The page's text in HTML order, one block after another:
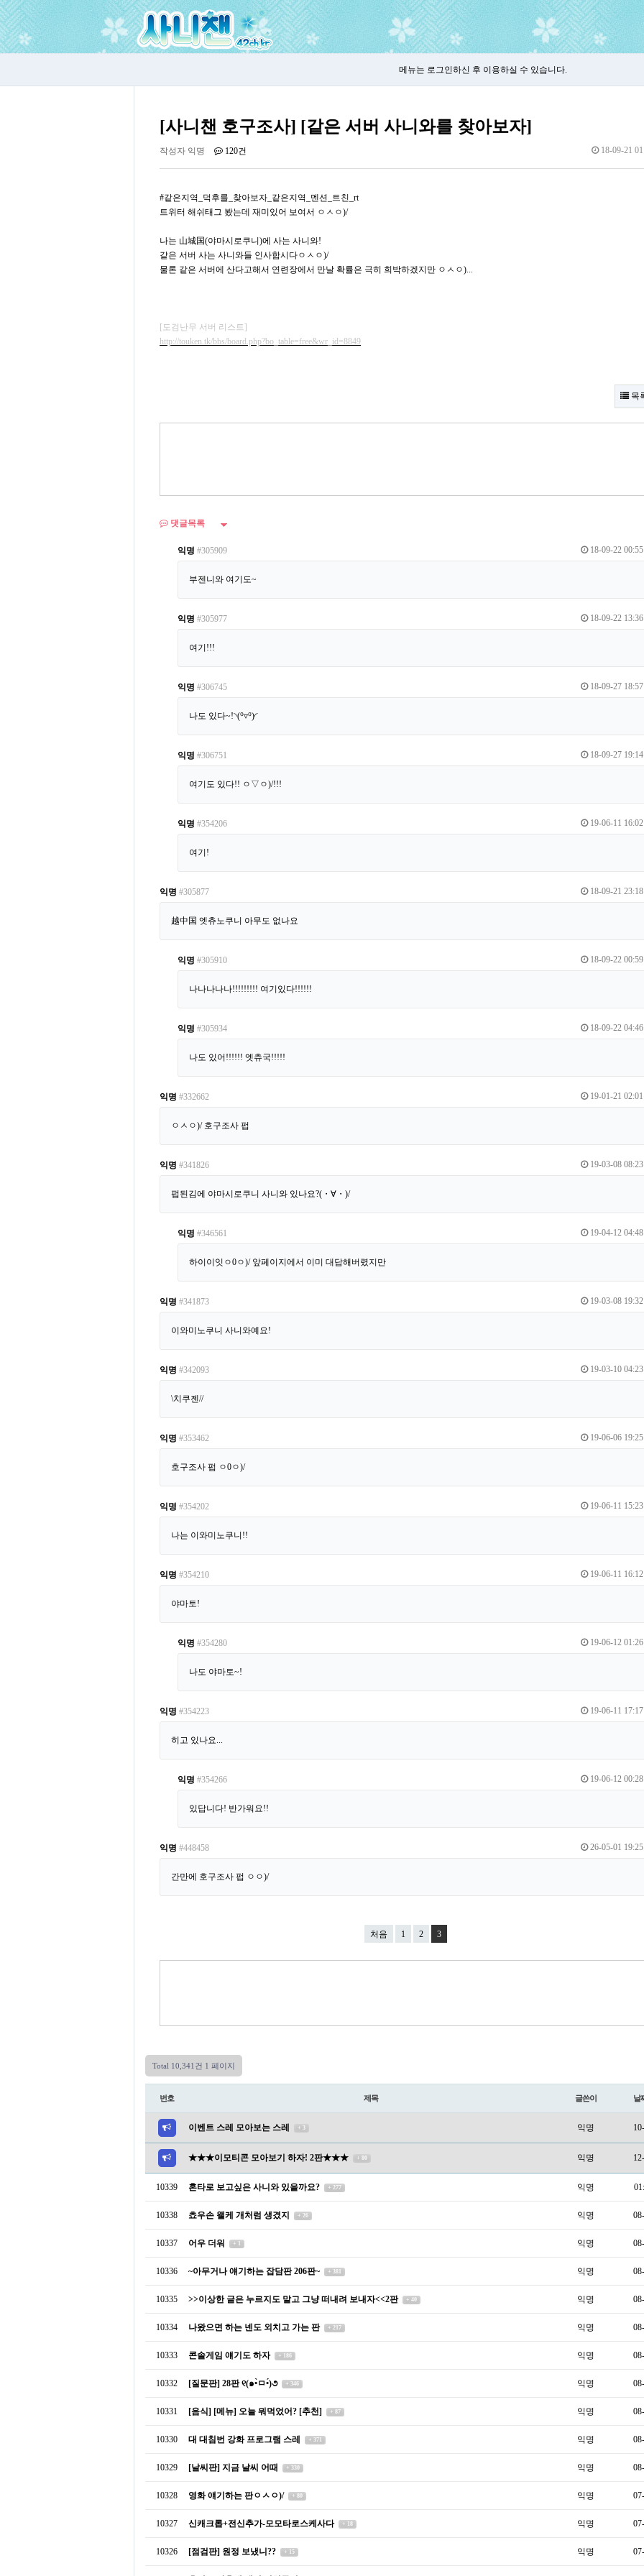
메뉴는 로그인하신 후 이용하실 수 있습니다.
[사니챈 호구조사] [같은 서버 사니와를 찾아보자]
작성자 익명 120건 18-09-21
#같은지역_덕후를_찾아보자_같은지역_멘션_트친_rt
트위터 해쉬태그 봤는데 재미있어 보여서 ㅇㅅㅇ)/
나는 山城国(야마시로쿠니)에 사는 사니와!
같은 서버 사는 사니와들 인사합시다ㅇㅅㅇ)/
물론 같은 서버에 산다고해서 연련장에서 만날 확률은 극히 희박하겠지만 ㅇㅅㅇ)...
[도검난무 서버 리스트]
http://touken.tk/bbs/board.php?bo_table=free&wr_id=8849
목
댓글목록
익명 #305909 18-09-22
부젠니와 여기도~
익명 #305977 18-09-22
여기!!!
익명 #306745 18-09-27
나도 있다~!◝(⁰▿⁰)◜
익명 #306751 18-09-27
여기도 있다!! ㅇ▽ㅇ)/!!!
익명 #354206 19-06-11
여기!
익명 #305877 18-09-21
越中国 엣츄노쿠니 아무도 없나요
익명 #305910 18-09-22
나나나나나!!!!!!!!! 여기있다!!!!!!
익명 #305934 18-09-22
나도 있어!!!!!! 엣츄국!!!!!
익명 #332662 19-01-21
ㅇㅅㅇ)/ 호구조사 펍
익명 #341826 19-03-08
펍된김에 야마시로쿠니 사니와 있나요?(・∀・)/
익명 #346561 19-04-12
하이이잇ㅇ0ㅇ)/ 앞페이지에서 이미 대답해버렸지만
익명 #341873 19-03-08
이와미노쿠니 사니와예요!
익명 #342093 19-03-10
\치쿠젠//
익명 #353462 19-06-06
호구조사 펍 ㅇ0ㅇ)/
익명 #354202 19-06-11
나는 이와미노쿠니!!
익명 #354210 19-06-11
야마토!
익명 #354280 19-06-12
나도 야마토~!
익명 #354223 19-06-11
히고 있나요...
익명 #354266 19-06-12
있답니다! 반가워요!!
익명 #448458 26-05-01
간만에 호구조사 펍 ㅇㅇ)/
처음 1 2 3
Total 10,341건 1 페이지
번호 제목 글쓴이 날
이벤트 스레 모아보는 스레 + 3 익명
★★★이모티콘 모아보기 하자! 2판★★★ + 80 익명
10339 혼타로 보고싶은 사니와 있을까요? + 277 익명
10338 쵸우손 왤케 개처럼 생겼지 + 26 익명
10337 어우 더워 + 1 익명
10336 ~아무거나 얘기하는 잡담판 206판~ + 381 익명
10335 >>이상한 글은 누르지도 말고 그냥 떠내려 보내자<<2판 + 40 익명
10334 나왔으면 하는 넨도 외치고 가는 판 + 217 익명
10333 콘솔게임 얘기도 하자 + 186 익명
10332 [질문판] 28판 ୧(๑•̀ㅁ•́)૭ + 346 익명
10331 [음식] [메뉴] 오늘 뭐먹었어? [추천] + 87 익명
10330 대 대침번 강화 프로그램 스레 + 371 익명
10329 [날씨판] 지금 날씨 어때 + 330 익명
10328 영화 얘기하는 판ㅇㅅㅇ)/ + 80 익명
10327 신캐크롭+전신추가-모모타로스케사다 + 18 익명
10326 [점검판] 원정 보냈니?? + 15 익명